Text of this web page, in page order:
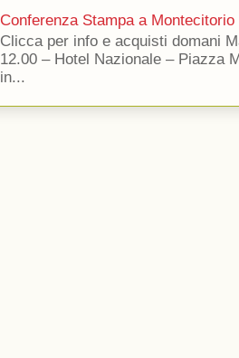
Conferenza Stampa a Montecitorio
Clicca per info e acquisti domani
12.00 – Hotel Nazionale – Piazza
in...